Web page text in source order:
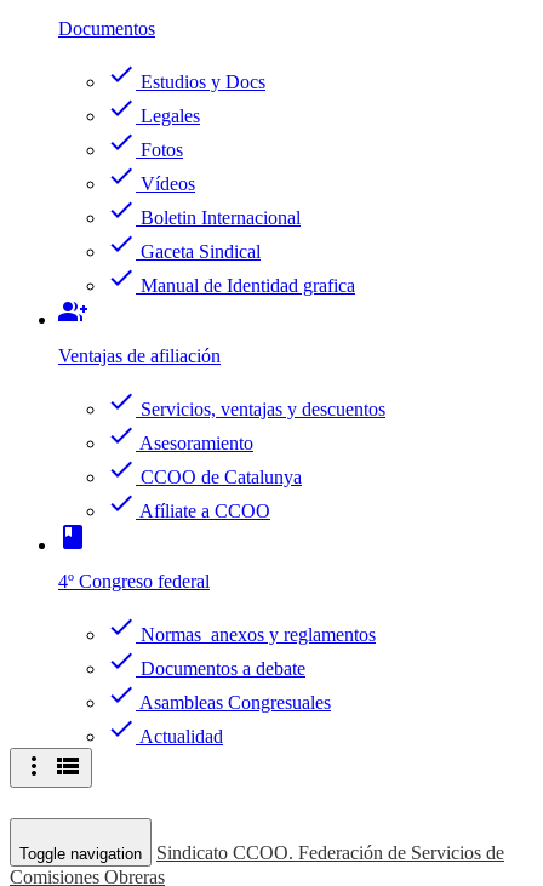
Documentos
check Estudios y Docs
check Legales
check Fotos
check Vídeos
check Boletin Internacional
check Gaceta Sindical
check Manual de Identidad grafica
group_add
Ventajas de afiliación
check Servicios, ventajas y descuentos
check Asesoramiento
check CCOO de Catalunya
check Afíliate a CCOO
book
4º Congreso federal
check Normas anexos y reglamentos
check Documentos a debate
check Asambleas Congresuales
check Actualidad
more_vert view_list
Toggle navigation
Sindicato CCOO. Federación de Servicios de
Comisiones Obreras